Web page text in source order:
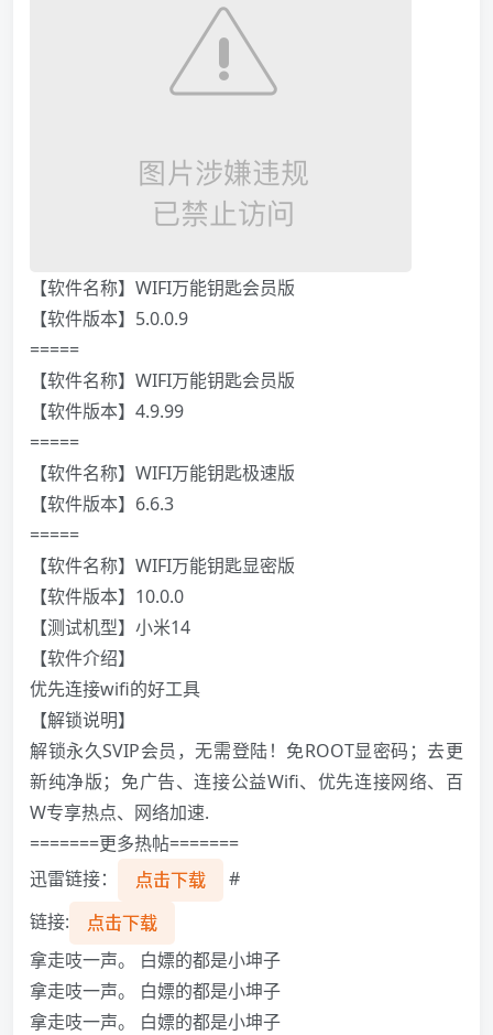
【软件名称】WIFI万能钥匙会员版
【软件版本】5.0.0.9
=====
【软件名称】WIFI万能钥匙会员版
【软件版本】4.9.99
=====
【软件名称】WIFI万能钥匙极速版
【软件版本】6.6.3
=====
【软件名称】WIFI万能钥匙显密版
【软件版本】10.0.0
【测试机型】小米14
【软件介绍】
优先连接wifi的好工具
【解锁说明】
解锁永久SVIP会员，无需登陆！免ROOT显密码；去更
新纯净版；免广告、连接公益Wifi、优先连接网络、百
W专享热点、网络加速.
=======更多热帖=======
迅雷链接：
点击下载
#
链接:
点击下载
拿走吱一声。 白嫖的都是小坤子
拿走吱一声。 白嫖的都是小坤子
拿走吱一声。 白嫖的都是小坤子